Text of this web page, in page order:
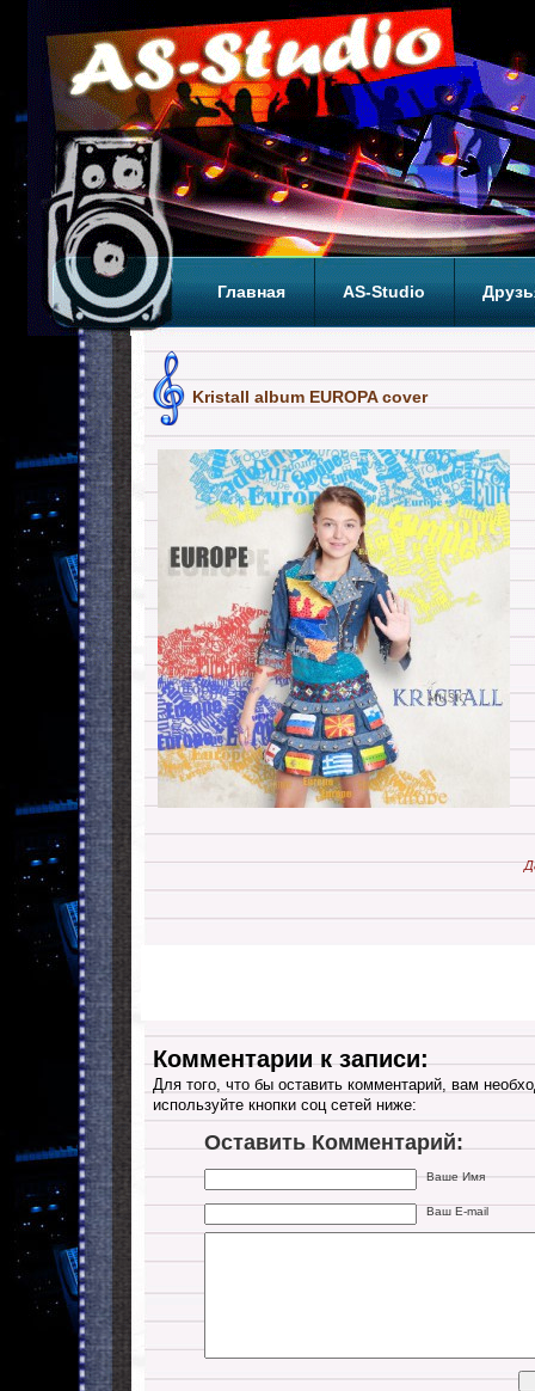
Главная AS-Studio
Kristall album EUROPA cover
Комментарии к записи:
Для того, что бы оставить комментарий, вам
используйте кнопки соц сетей ниже:
Оставить Комментарий:
Ваше Имя
Ваш E-mail